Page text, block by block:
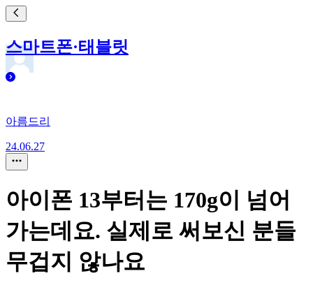
스마트폰·태블릿
아름드리
24.06.27
아이폰 13부터는 170g이 넘어
가는데요. 실제로 써보신 분들
무겁지 않나요